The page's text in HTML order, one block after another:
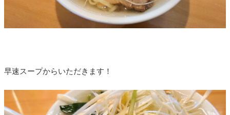
早速スープからいただきます！